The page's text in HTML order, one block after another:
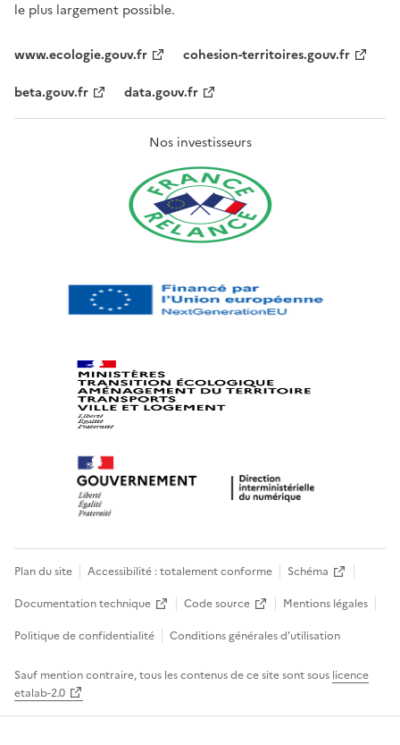
le plus largement possible.
www.ecologie.gouv.fr
cohesion-territoires.gouv.fr
beta.gouv.fr
data.gouv.fr
Nos investisseurs
Plan du site Accessibilité : totalement conforme
Schéma
Documentation technique
Code source
Mentions légales
Politique de confidentialité
Conditions générales d’utilisation
Sauf mention contraire, tous les contenus de ce site sont sous licence
etalab-2.0